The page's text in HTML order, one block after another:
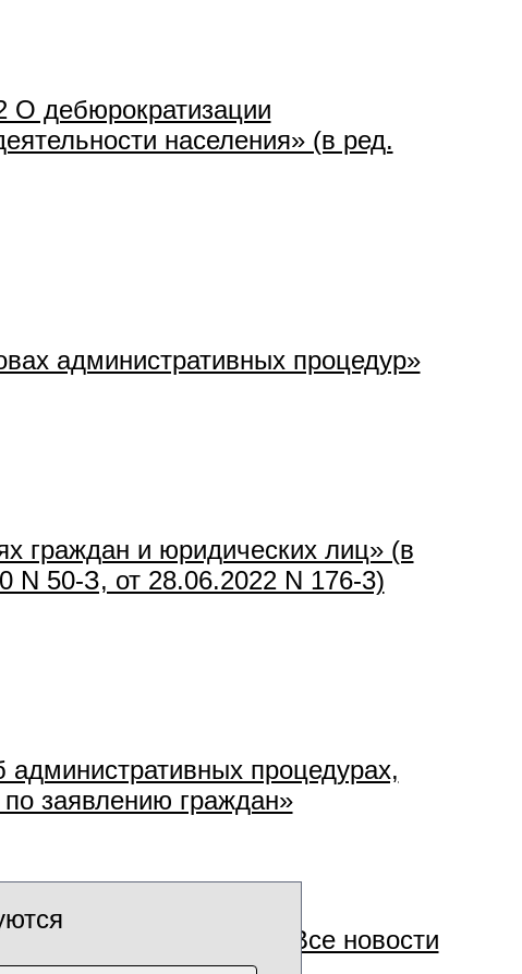
О дебюрократизации
населения» (в ред.
административных процедур»
граждан и юридических лиц» (в
N 50-З, от 28.06.2022 N 176-3)
процедурах,
заявлению граждан»
Все новости